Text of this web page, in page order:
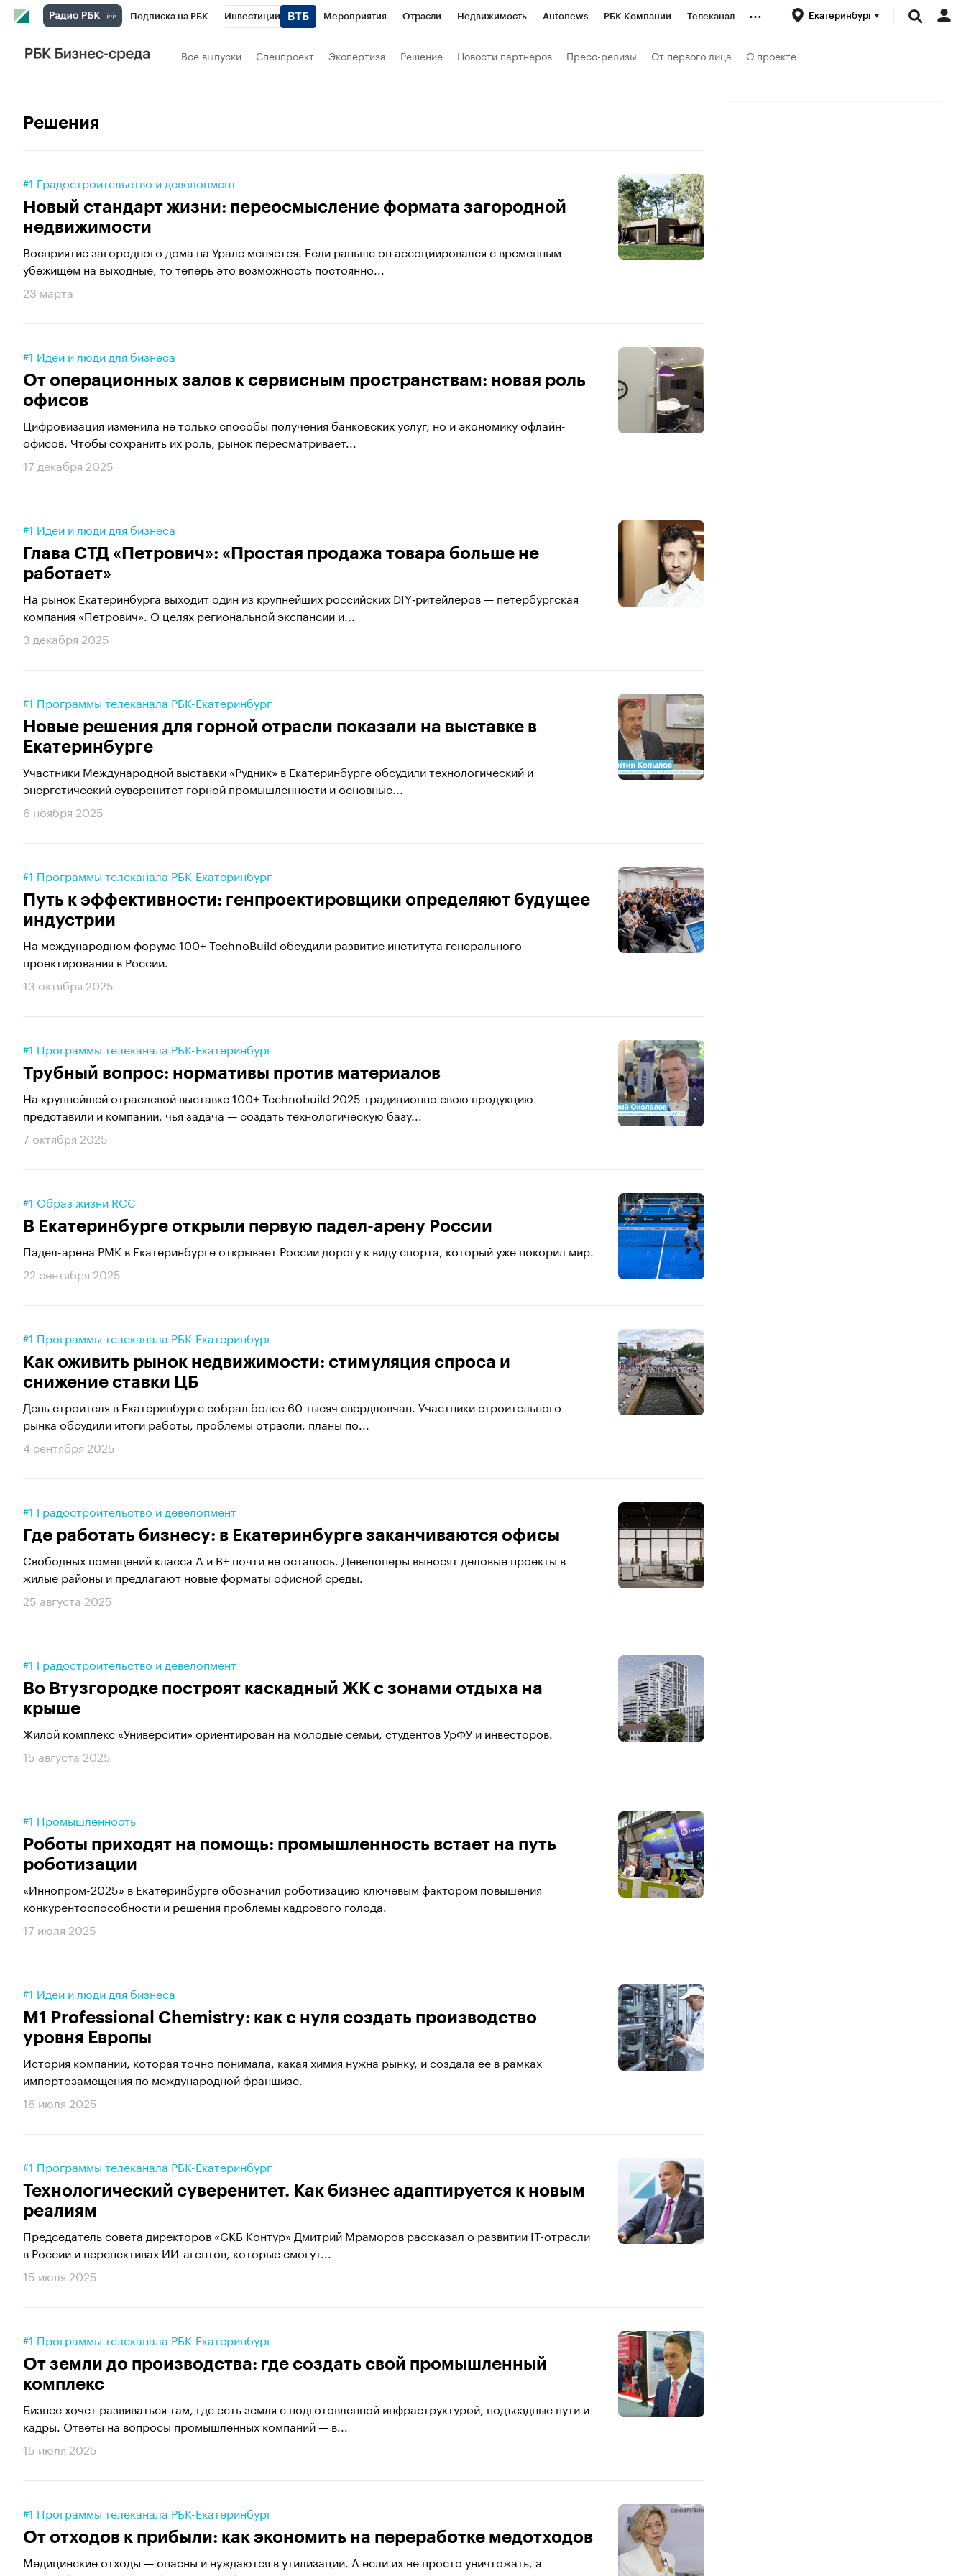
Подписка на РБК Инвестиции Мероприятия Отрасли Недвижимость Autonews РБК Компании Телеканал
РБК Вино
... Екатеринбург
Все выпуски Спецпроект Экспертиза Решение Новости партнеров Пресс-релизы От первого лица О проекте
Решения
#1 Градостроительство и девелопмент
Новый стандарт жизни: переосмысление формата загородной
недвижимости
Восприятие загородного дома на Урале меняется. Если раньше он ассоциировался с временным
убежищем на выходные, то теперь это возможность постоянно...
23 марта
#1 Идеи и люди для бизнеса
От операционных залов к сервисным пространствам: новая роль
офисов
Цифровизация изменила не только способы получения банковских услуг, но и экономику офлайн-
офисов. Чтобы сохранить их роль, рынок пересматривает...
17 декабря 2025
#1 Идеи и люди для бизнеса
Глава СТД «Петрович»: «Простая продажа товара больше не
работает»
На рынок Екатеринбурга выходит один из крупнейших российских DIY‑ритейлеров — петербургская
компания «Петрович». О целях региональной экспансии и...
3 декабря 2025
#1 Программы телеканала РБК-Екатеринбург
Новые решения для горной отрасли показали на выставке в
Екатеринбурге
Участники Международной выставки «Рудник» в Екатеринбурге обсудили технологический и
энергетический суверенитет горной промышленности и основные...
6 ноября 2025
#1 Программы телеканала РБК-Екатеринбург
Путь к эффективности: генпроектировщики определяют будущее
индустрии
На международном форуме 100+ TechnoBuild обсудили развитие института генерального
проектирования в России.
13 октября 2025
#1 Программы телеканала РБК-Екатеринбург
Трубный вопрос: нормативы против материалов
На крупнейшей отраслевой выставке 100+ Technobuild 2025 традиционно свою продукцию
представили и компании, чья задача — создать технологическую базу...
7 октября 2025
#1 Образ жизни RCC
В Екатеринбурге открыли первую падел-арену России
Падел-арена РМК в Екатеринбурге открывает России дорогу к виду спорта, который уже покорил мир.
22 сентября 2025
#1 Программы телеканала РБК-Екатеринбург
Как оживить рынок недвижимости: стимуляция спроса и
снижение ставки ЦБ
День строителя в Екатеринбурге собрал более 60 тысяч свердловчан. Участники строительного
рынка обсудили итоги работы, проблемы отрасли, планы по...
4 сентября 2025
#1 Градостроительство и девелопмент
Где работать бизнесу: в Екатеринбурге заканчиваются офисы
Свободных помещений класса A и B+ почти не осталось. Девелоперы выносят деловые проекты в
жилые районы и предлагают новые форматы офисной среды.
25 августа 2025
#1 Градостроительство и девелопмент
Во Втузгородке построят каскадный ЖК с зонами отдыха на
крыше
Жилой комплекс «Университи» ориентирован на молодые семьи, студентов УрФУ и инвесторов.
15 августа 2025
#1 Промышленность
Роботы приходят на помощь: промышленность встает на путь
роботизации
«Иннопром-2025» в Екатеринбурге обозначил роботизацию ключевым фактором повышения
конкурентоспособности и решения проблемы кадрового голода.
17 июля 2025
#1 Идеи и люди для бизнеса
M1 Professional Chemistry: как с нуля создать производство
уровня Европы
История компании, которая точно понимала, какая химия нужна рынку, и создала ее в рамках
импортозамещения по международной франшизе.
16 июля 2025
#1 Программы телеканала РБК-Екатеринбург
Технологический суверенитет. Как бизнес адаптируется к новым
реалиям
Председатель совета директоров «СКБ Контур» Дмитрий Мраморов рассказал о развитии IT-отрасли
в России и перспективах ИИ-агентов, которые смогут...
15 июля 2025
#1 Программы телеканала РБК-Екатеринбург
От земли до производства: где создать свой промышленный
комплекс
Бизнес хочет развиваться там, где есть земля с подготовленной инфраструктурой, подъездные пути и
кадры. Ответы на вопросы промышленных компаний — в...
15 июля 2025
#1 Программы телеканала РБК-Екатеринбург
От отходов к прибыли: как экономить на переработке медотходов
Медицинские отходы — опасны и нуждаются в утилизации. А если их не просто уничтожать, а